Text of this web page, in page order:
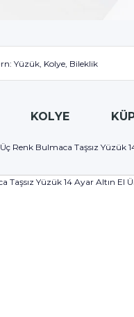
KOLYE
Üç Renk Bulmaca Taşsız Yüzük